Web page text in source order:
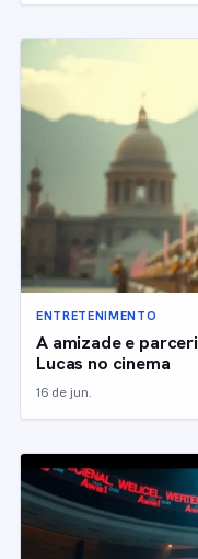
ENTRETENIMENTO
A amizade e
Lucas no cinema
16 de jun.